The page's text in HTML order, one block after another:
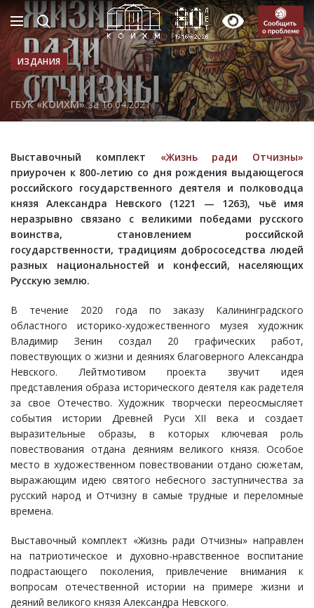
ИЗДАНИЯ
ГБУК «КОИХМ» за 16.04.2021
Выставочный комплект «Жизнь ради Отчизны»
приурочен к 800-летию со дня рождения выдающегося
российского государственного деятеля и полководца
князя Александра Невского (1221 — 1263), чьё имя
неразрывно связано с великими победами русского
воинства, становлением российской
государственности, традициям добрососедства людей
разных национальностей и конфессий, населяющих
Русскую землю.
В течение 2020 года по заказу Калининградского
областного историко-художественного музея художник
Владимир Зенин создал 20 графических работ,
повествующих о жизни и деяниях благоверного Александра
Невского. Лейтмотивом проекта звучит идея
представления образа исторического деятеля как радетеля
за свое Отечество. Художник творчески переосмысляет
события истории Древней Руси XII века и создает
выразительные образы, в которых ключевая роль
повествования отдана деяниям великого князя. Особое
место в художественном повествовании отдано сюжетам,
выражающим идею святого небесного заступничества за
русский народ и Отчизну в самые трудные и переломные
времена.
Выставочный комплект «Жизнь ради Отчизны» направлен
на патриотическое и духовно-нравственное воспитание
подрастающего поколения, привлечение внимания к
вопросам отечественной истории на примере жизни и
деяний великого князя Александра Невского.